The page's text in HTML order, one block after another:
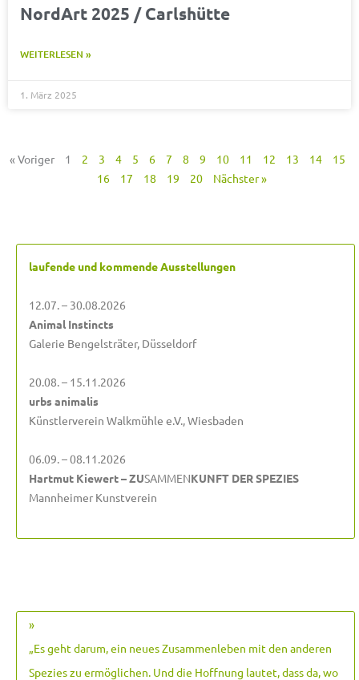
NordArt 2025 / Carlshütte
WEITERLESEN »
1. März 2025
« Voriger 1 2 3 4 5 6 7 8 9 10 11 12 13 14
15
16
17 18 19 20 Nächster »
laufende und kommende Ausstellungen
12.07. – 30.08.2026
Animal Instincts
Galerie Bengelsträter, Düsseldorf
20.08. – 15.11.2026
urbs animalis
Künstlerverein Walkmühle e.V., Wiesbaden
06.09. – 08.11.2026
Hartmut Kiewert – ZUSAMMENKUNFT DER SPEZIES
Mannheimer Kunstverein
»
„Es geht darum, ein neues Zusammenleben mit den anderen
Spezies zu ermöglichen. Und die Hoffnung lautet, dass da, wo